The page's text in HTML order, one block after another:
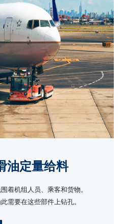
油定量给料
着机组人员、乘客和货物。
需要在这些部件上钻孔。